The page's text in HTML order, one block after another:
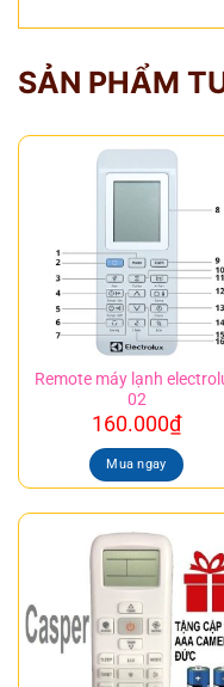
SẢN PHẨM
Remote máy lạnh
02
160.000₫
Mua ngay